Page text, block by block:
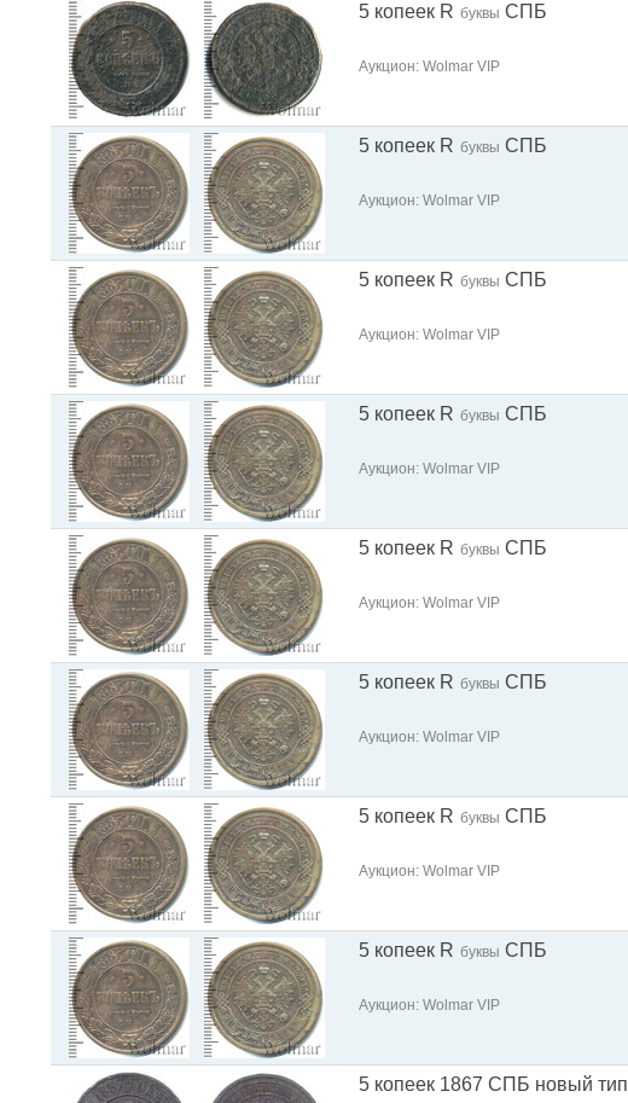
5 копеек R буквы СПБ
Аукцион: Wolmar VIP
5 копеек R буквы СПБ
Аукцион: Wolmar VIP
5 копеек R буквы СПБ
Аукцион: Wolmar VIP
5 копеек R буквы СПБ
Аукцион: Wolmar VIP
5 копеек R буквы СПБ
Аукцион: Wolmar VIP
5 копеек R буквы СПБ
Аукцион: Wolmar VIP
5 копеек R буквы СПБ
Аукцион: Wolmar VIP
5 копеек R буквы СПБ
Аукцион: Wolmar VIP
5 копеек 1867 СПБ новый тип